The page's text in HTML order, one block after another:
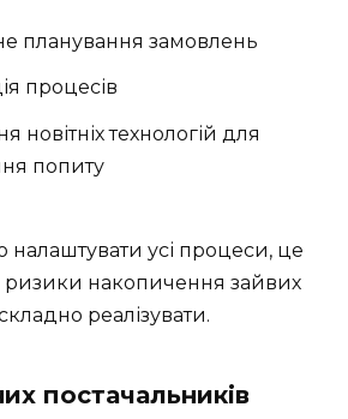
планування замовлень
процесів
новітніх технологій для
попиту
усі процеси, це
накопичення зайвих
реалізувати.
постачальників